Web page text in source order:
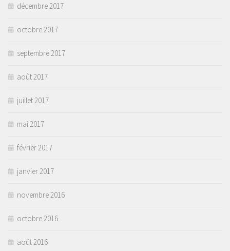
décembre 2017
octobre 2017
septembre 2017
août 2017
juillet 2017
mai 2017
février 2017
janvier 2017
novembre 2016
octobre 2016
août 2016